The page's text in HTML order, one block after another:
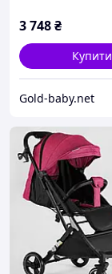
3 748₴
Купити
Gold-baby.net